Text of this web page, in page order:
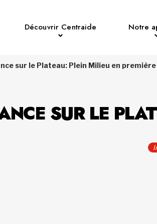
Découvrir Centraide Notre
sur le Plateau: Plein Milieu en
SUR LE